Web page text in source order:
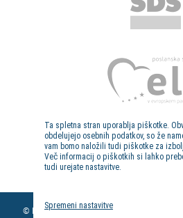
© Evropski poslanec dr. Milan Zver, 2013.
Ta spletna stran uporablja piškotke.
obdelujejo osebnih podatkov, so že
vam bomo naložili tudi piškotke za
Več informacij o piškotkih si lahko
tudi urejate nastavitve.
Spremeni nastavitve